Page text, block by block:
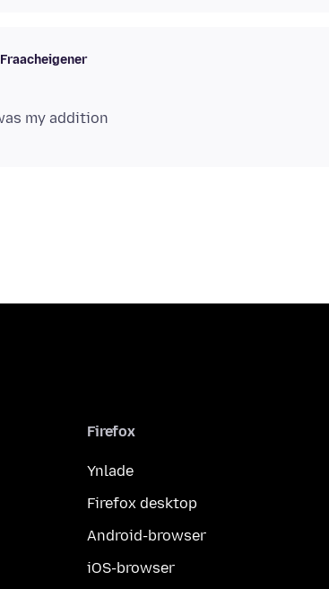
Fraacheigener
Firefox
Ynlade
Firefox desktop
Android-browser
iOS-browser